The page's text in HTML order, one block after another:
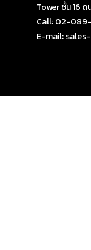
Tower ชั้น 16
Call: 02-089-
E-mail: